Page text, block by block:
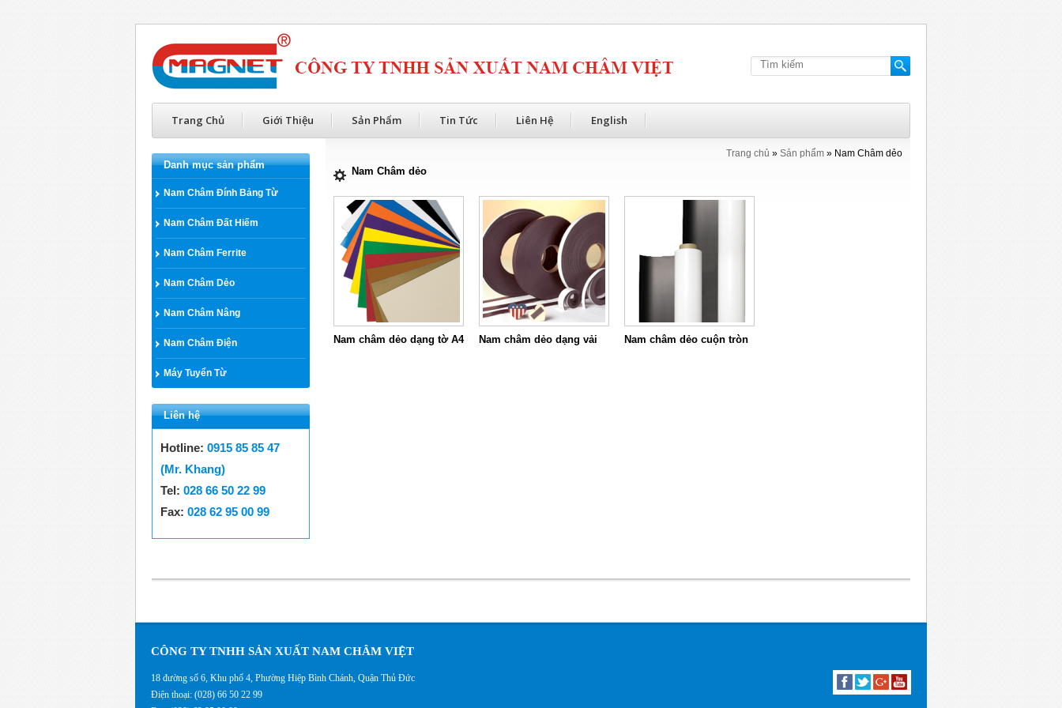
Trang Chủ Giới Thiệu Sản Phẩm Tin Tức Liên Hệ English
Trang chủ » Sản phẩm » Nam Châm dẻo
Nam Châm dẻo
Nam châm dẻo dạng tờ A4 Nam châm dẻo dạng vải Nam châm dẻo cuộn tròn
Danh mục sản phẩm
Nam Châm Đính Bảng Từ
Nam Châm Đất Hiếm
Nam Châm Ferrite
Nam Châm Dẻo
Nam Châm Nâng
Nam Châm Điện
Máy Tuyển Từ
Liên hệ
Hotline: 0915 85 85 47
(Mr. Khang)
Tel: 028 66 50 22 99
Fax: 028 62 95 00 99
CÔNG TY TNHH SẢN XUẤT NAM CHÂM VIỆT
18 đường số 6, Khu phố 4, Phường Hiệp Bình Chánh, Quận Thủ Đức
Điện thoại: (028) 66 50 22 99